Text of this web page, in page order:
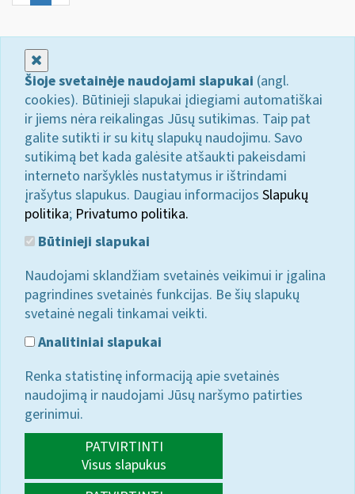
Šioje svetainėje naudojami slapukai (angl.
cookies). Būtinieji slapukai įdiegiami automatiškai
ir jiems nėra reikalingas Jūsų sutikimas. Taip pat
galite sutikti ir su kitų slapukų naudojimu. Savo
sutikimą bet kada galėsite atšaukti pakeisdami
interneto naršyklės nustatymus ir ištrindami
įrašytus slapukus. Daugiau informacijos Slapukų
politika; Privatumo politika.
Būtinieji slapukai
Naudojami sklandžiam svetainės veikimui ir įgalina
pagrindines svetainės funkcijas. Be šių slapukų
svetainė negali tinkamai veikti.
Analitiniai slapukai
Renka statistinę informaciją apie svetainės
naudojimą ir naudojami Jūsų naršymo patirties
gerinimui.
PATVIRTINTI
Visus slapukus